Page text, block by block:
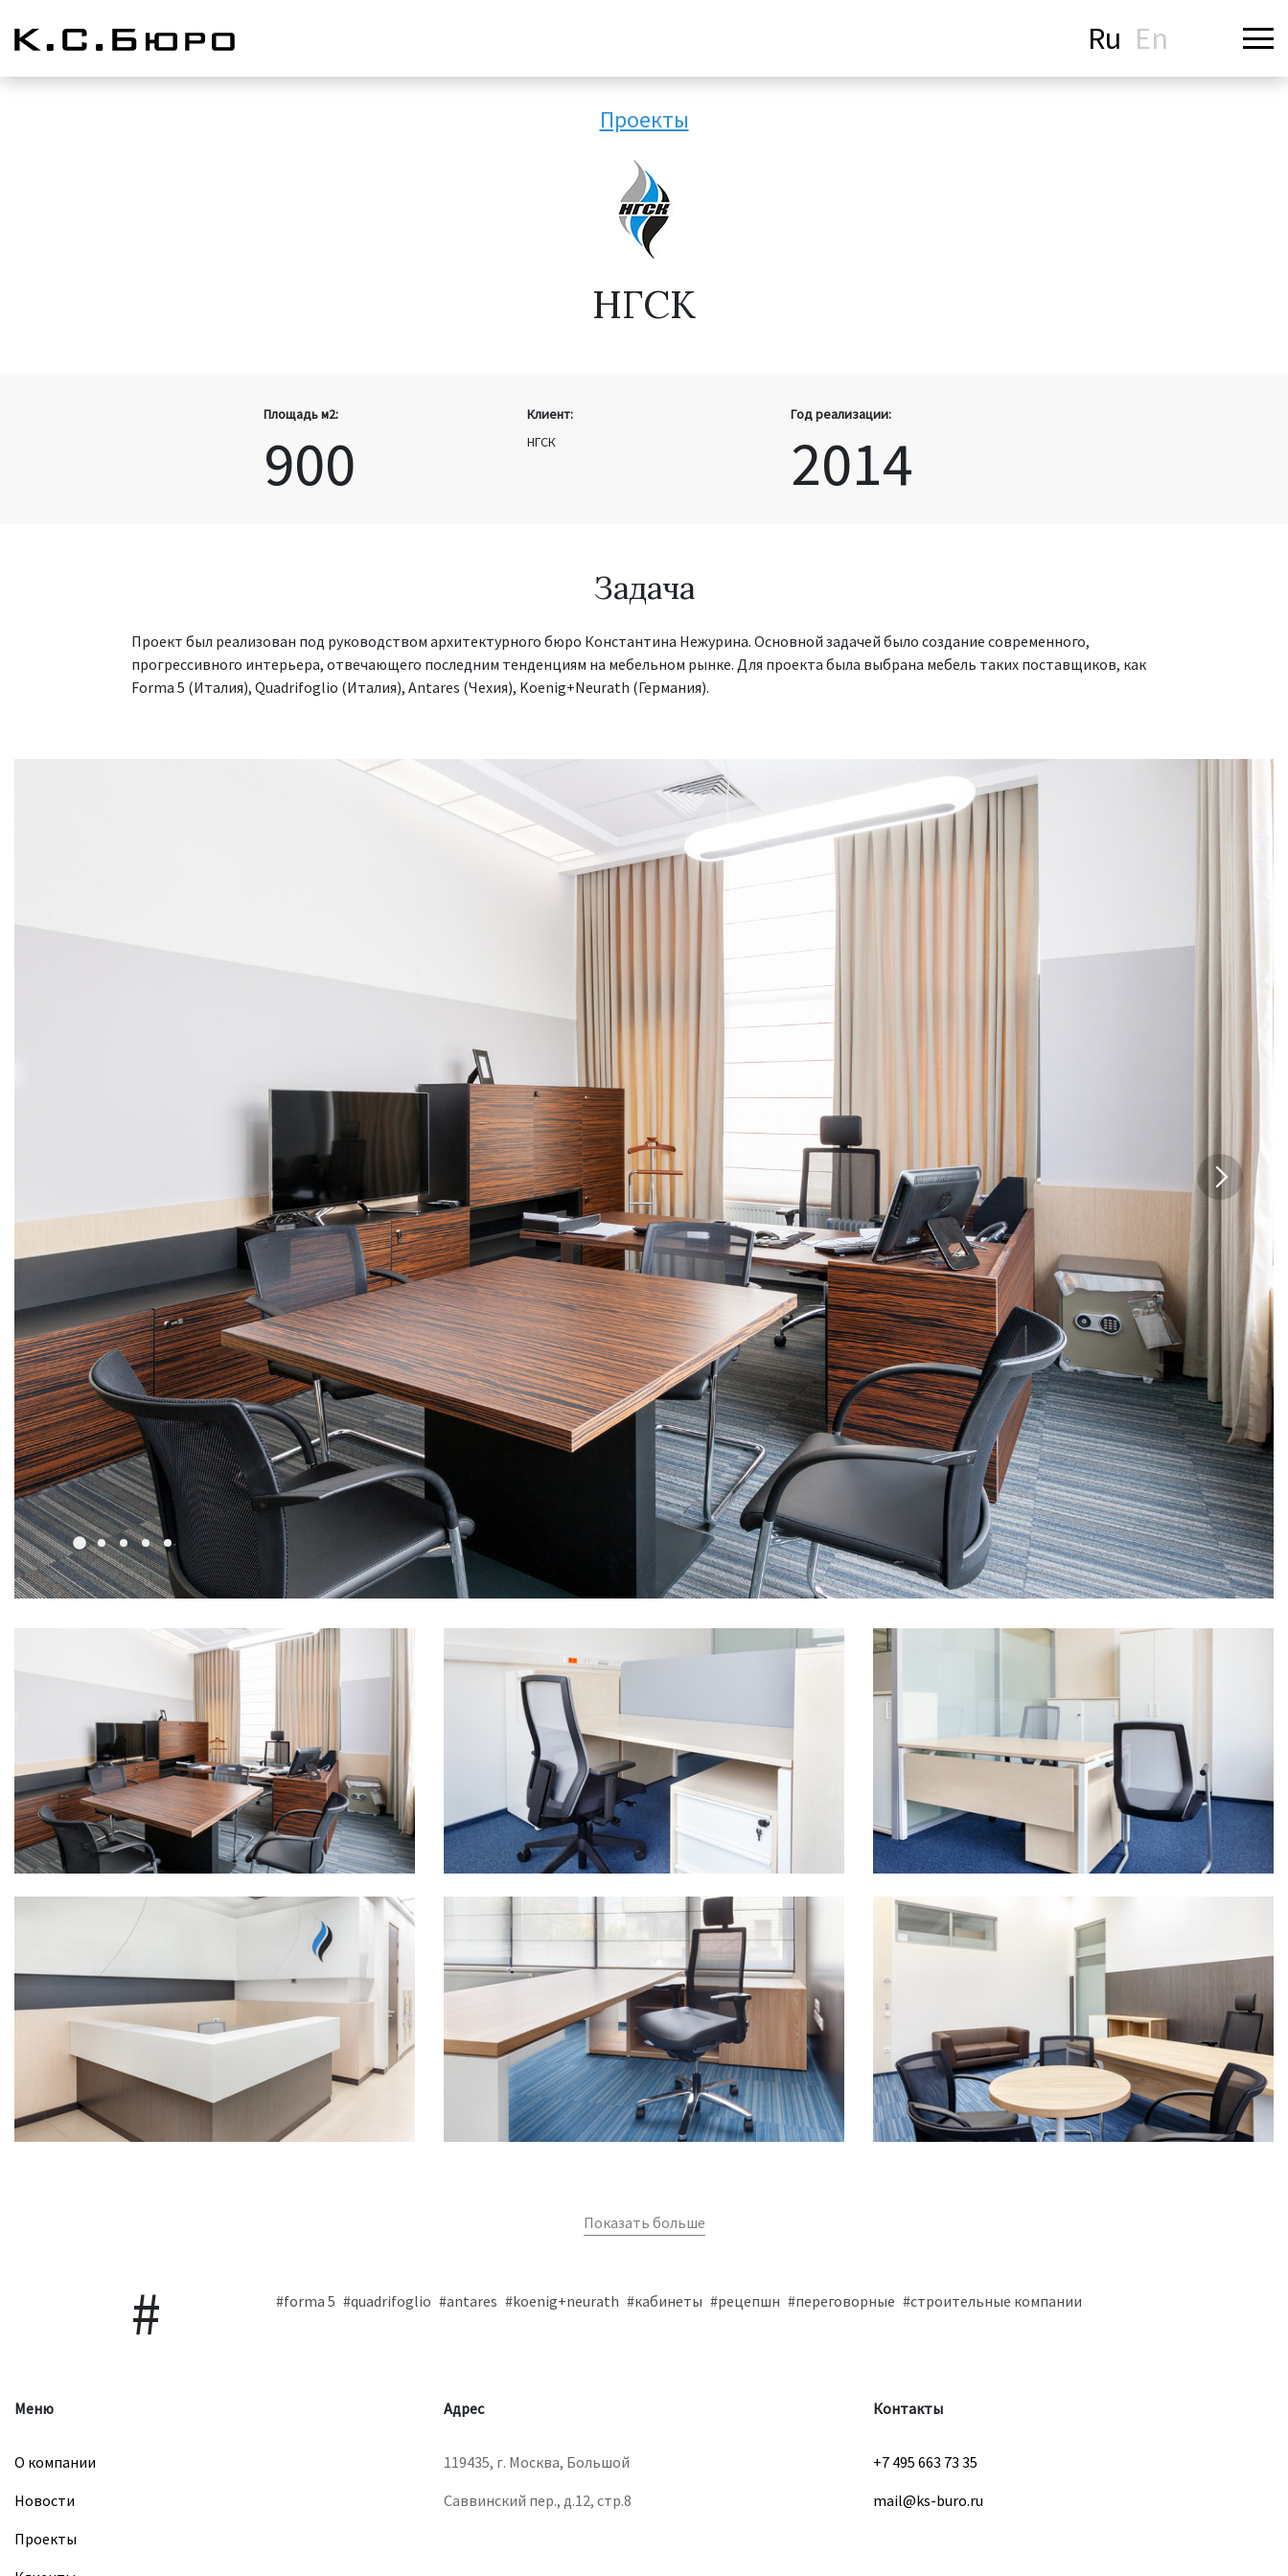
Ru En
Проекты
НГСК
Площадь м2:
900
Клиент:
НГСК
Год реализации:
2014
Задача
Проект был реализован под руководством архитектурного бюро Константина Нежурина. Основной задачей было создание современного,
прогрессивного интерьера, отвечающего последним тенденциям на мебельном рынке. Для проекта была выбрана мебель таких поставщиков, как
Forma 5 (Италия), Quadrifoglio (Италия), Antares (Чехия), Koenig+Neurath (Германия).
Показать больше
#forma 5 #quadrifoglio #antares #koenig+neurath #кабинеты #рецепшн #переговорные #строительные компании
Меню
О компании
Новости
Проекты
Адрес
119435, г. Москва, Большой
Саввинский пер., д.12, стр.8
Контакты
+7 495 663 73 35
mail@ks-buro.ru